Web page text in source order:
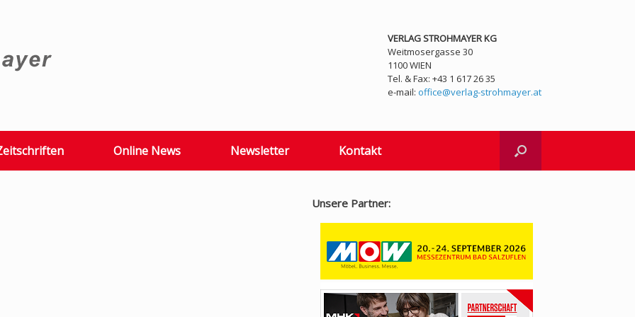
VERLAG STROHMAYER KG
Weitmosergasse 30
1100 WIEN
Tel. & Fax: +43 1 617 26 35
e-mail: office@verlag-strohmayer.at
Online News Newsletter Kontakt
Unsere Partner: